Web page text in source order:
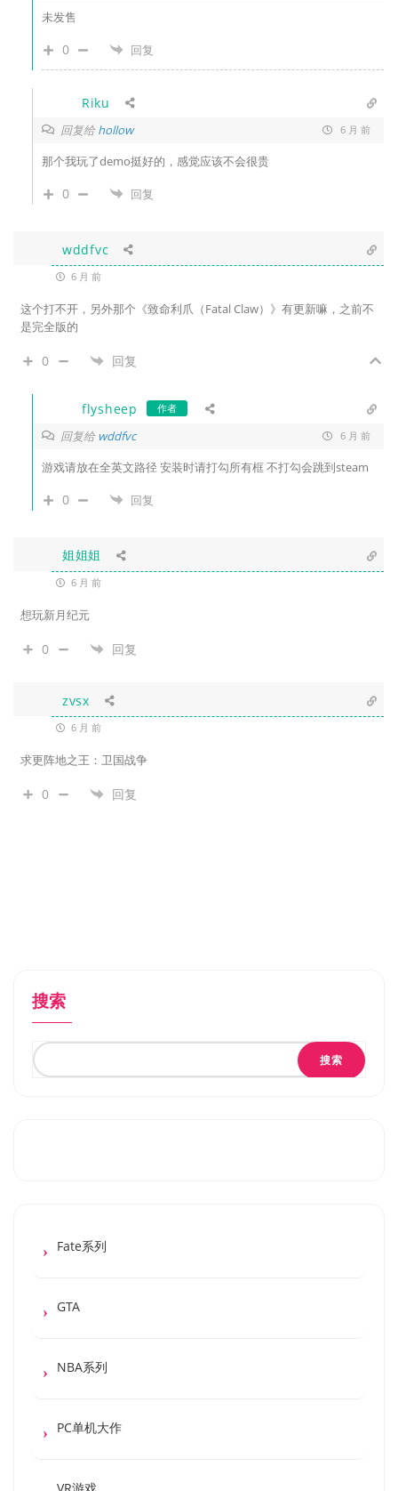
未发售
0 回复
Riku
回复给hollow 6 月 前
那个我玩了demo挺好的，感觉应该不会很贵
0 回复
wddfvc
6 月 前
这个打不开，另外那个《致命利爪（Fatal Claw）》有更新嘛，之前不
是完全版的
0 回复
flysheep 作者
回复给 wddfvc 6 月 前
游戏请放在全英文路径 安装时请打勾所有框 不打勾会跳到steam
0 回复
姐姐姐
6 月 前
想玩新月纪元
0 回复
zvsx
6 月 前
求更阵地之王：卫国战争
0 回复
搜索
搜索
Fate系列
GTA
NBA系列
PC单机大作